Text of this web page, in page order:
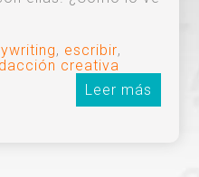
, escribir,
creativa
Leer más